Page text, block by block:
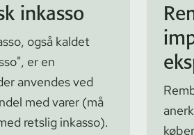
inkasso
også kaldet
er en
anvendes ved
med varer (må
retslig inkasso).